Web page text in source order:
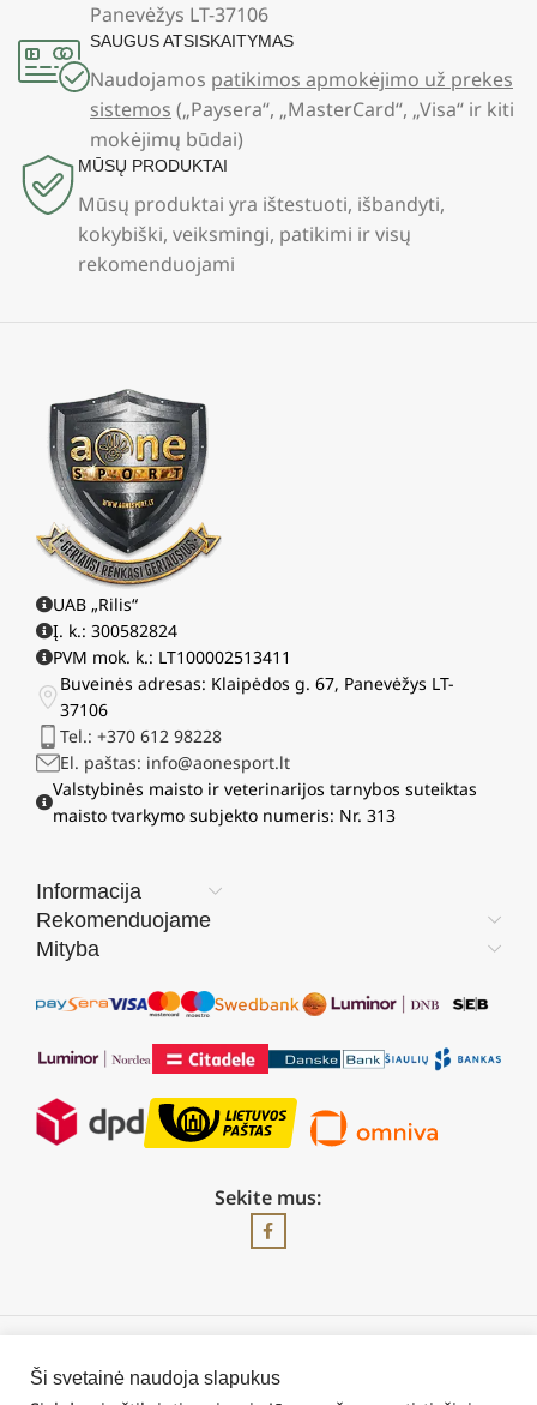
Panevėžys LT-37106
SAUGUS ATSISKAITYMAS
Naudojamos patikimos apmokėjimo už prekes
sistemos („Paysera“, „MasterCard“, „Visa“ ir kiti
mokėjimų būdai)
MŪSŲ PRODUKTAI
Mūsų produktai yra ištestuoti, išbandyti,
kokybiški, veiksmingi, patikimi ir visų
rekomenduojami
UAB „Rilis“
Į. k.: 300582824
PVM mok. k.: LT100002513411
Buveinės adresas: Klaipėdos g. 67, Panevėžys LT-
37106
Tel.: +370 612 98228
El. paštas: info@aonesport.lt
Valstybinės maisto ir veterinarijos tarnybos suteiktas
maisto tvarkymo subjekto numeris: Nr. 313
Informacija
Rekomenduojame
Mityba
Sekite mus:
2026 © Visos teisės saugomos | UAB „Rilis“
Ši svetainė naudoja slapukus